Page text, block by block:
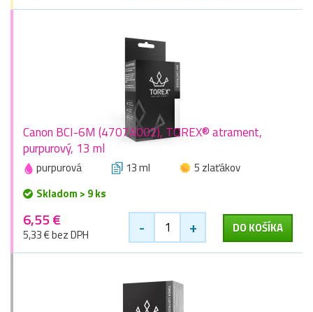
Canon BCI-6M (4707A002), TOREX® atrament,
purpurový, 13 ml
purpurová 13 ml
5 zlaťákov
Skladom > 9 ks
6,55 €
5,33 € bez DPH - + DO KOŠÍKA